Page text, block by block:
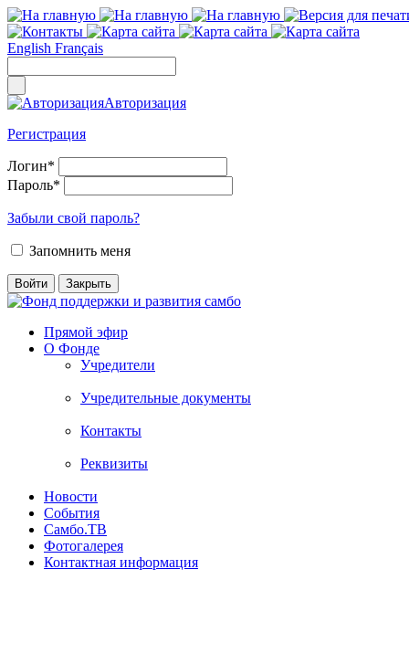
English Français
Авторизация
Регистрация
Логин*
Пароль*
Забыли свой пароль?
Запомнить меня
Прямой эфир
О Фонде
Учредители
Учредительные документы
Контакты
Реквизиты
Новости
События
Самбо.ТВ
Фотогалерея
Контактная информация